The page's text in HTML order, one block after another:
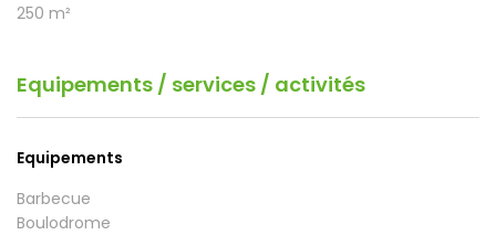
250 m²
Equipements / services / activités
Equipements
Barbecue
Boulodrome